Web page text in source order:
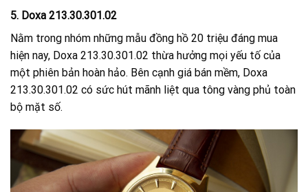
5. Doxa 213.30.301.02
Nằm trong nhóm những mẫu đồng hồ 20 triệu đáng mua
hiện nay, Doxa 213.30.301.02 thừa hưởng mọi yếu tố của
một phiên bản hoàn hảo. Bên cạnh giá bán mềm, Doxa
213.30.301.02 có sức hút mãnh liệt qua tông vàng phủ toàn
bộ mặt số.